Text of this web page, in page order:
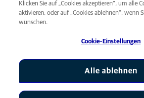
Datenschutz
Legal
AniCura ist eine Tochtergesellschaft von
Klicken Sie auf „Cookies akzeptieren“, um alle
aktivieren, oder auf „Cookies ablehnen“, wenn
wünschen.
Cookie-Einstellungen
Alle ablehnen